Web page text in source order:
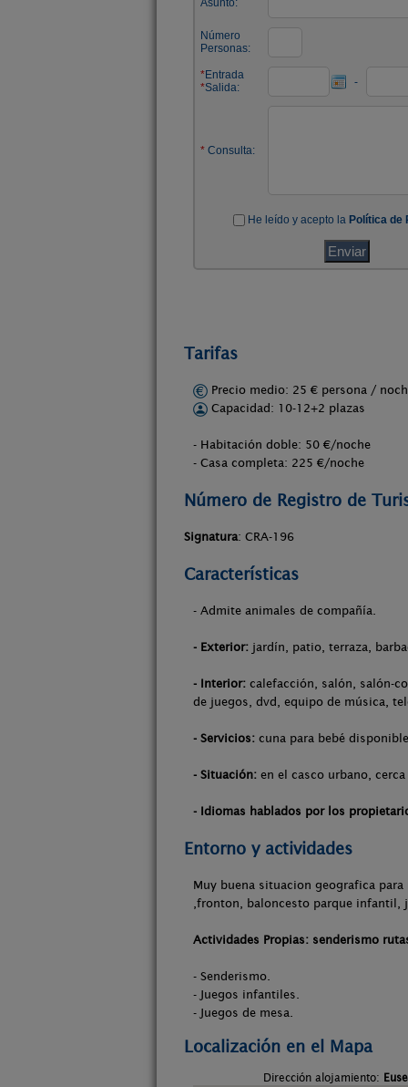
Tarifas
Precio medio: 25 € persona /
Capacidad: 10-12+2 plazas
- Habitación doble: 50 €/noche
- Casa completa: 225 €/noche
Número de Registro de
Signatura: CRA-196
Características
- Admite animales de compañía.
- Exterior: jardín, patio, terraza,
- Interior: calefacción, salón, salón-
de juegos, dvd, equipo de música,
- Servicios: cuna para bebé
- Situación: en el casco urbano,
- Idiomas hablados por los
Entorno y actividades
Muy buena situacion geografica
,fronton, baloncesto parque infantil,
Actividades Propias: senderismo
- Senderismo.
- Juegos infantiles.
- Juegos de mesa.
Localización en el Mapa
Dirección alojamiento: